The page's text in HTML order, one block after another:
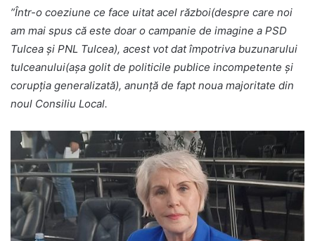
”Într-o coeziune ce face uitat acel război(despre care noi
am mai spus că este doar o campanie de imagine a PSD
Tulcea și PNL Tulcea), acest vot dat împotriva buzunarului
tulceanului(așa golit de politicile publice incompetente și
corupția generalizată), anunță de fapt noua majoritate din
noul Consiliu Local.